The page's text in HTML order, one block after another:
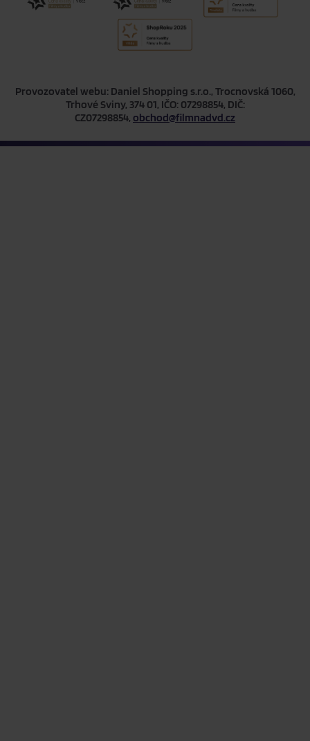
Provozovatel webu: Daniel Shopping s.r.o., Trocnovská 1060,
Trhové Sviny, 374 01, IČO: 07298854, DIČ:
CZ07298854, obchod@filmnadvd.cz